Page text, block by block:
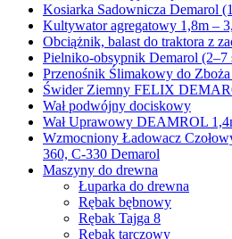
Kosiarka Sadownicza Demarol
Kultywator agregatowy 1,8m –
Obciążnik, balast do traktora z
Pielniko-obsypnik Demarol (2–7
Przenośnik Ślimakowy do
Świder Ziemny FELIX
Wał podwójny dociskowy
Wał Uprawowy DEAMROL
Wzmocniony Ładowacz
360, C-330 Demarol
Maszyny do drewna
Łuparka do drewna
Rębak bębnowy
Rębak Tajga 8
Rębak tarczowy